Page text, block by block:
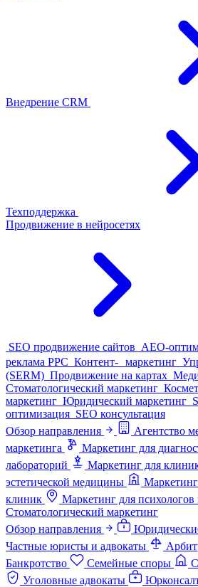
Внедрение CRM
Техподдержка
Продвижение в нейросетях
SEO продвижение сайтов AEO-
реклама PPC Контент- маркетинг
(SERM) Продвижение на картах
Стоматологический маркетинг
маркетинг Юридический маркетинг
оптимизация SEO консультация
Обзор направления
Агентство
маркетинга
Маркетинг для
лабораторий
Маркетинг для
эстетической медицины
клиник
Маркетинг для психологов
Стоматологический маркетинг
Обзор направления
Частные юристы и адвокаты
Банкротство
Семейные споры
Уголовные адвокаты